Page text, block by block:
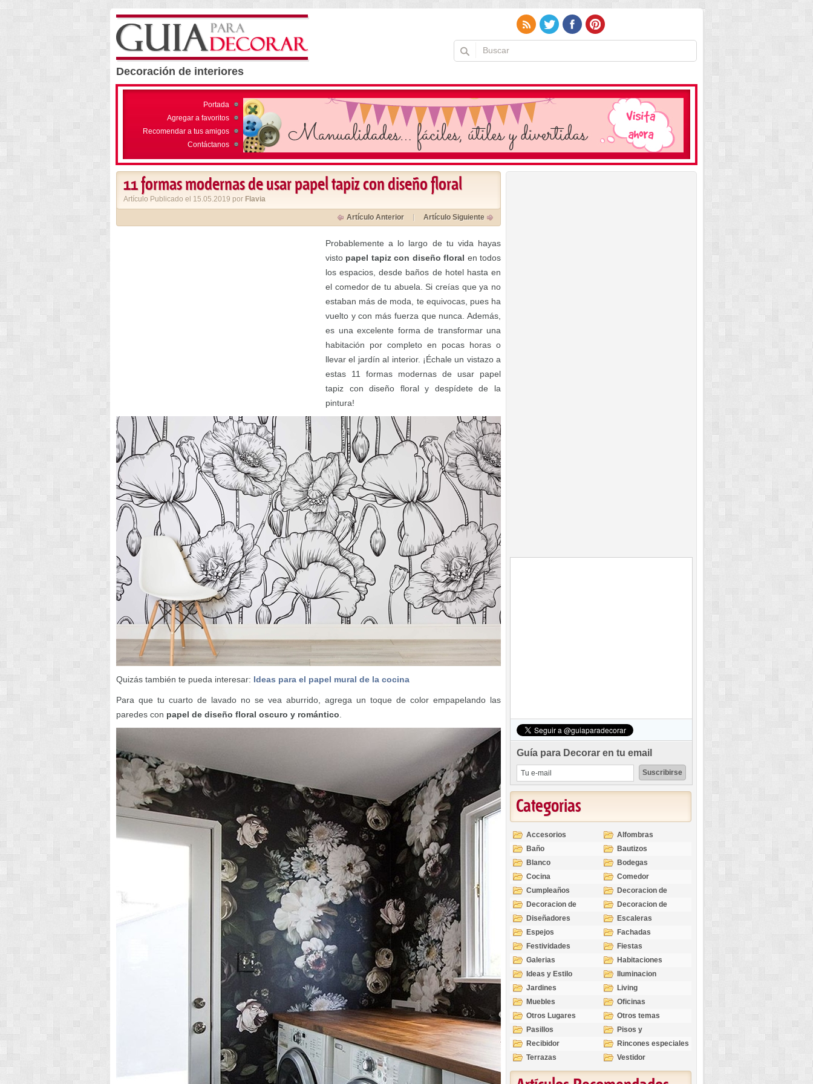
Decoración de interiores
Portada
Agregar a favoritos
Recomendar a tus amigos
Contáctanos
11 formas modernas de usar papel tapiz con diseño floral
Artículo Publicado el 15.05.2019 por Flavia
Artículo Anterior Artículo Siguiente
Probablemente a lo largo de tu vida hayas
visto papel tapiz con diseño floral en todos
los espacios, desde baños de hotel hasta en
el comedor de tu abuela. Si creías que ya no
estaban más de moda, te equivocas, pues ha
vuelto y con más fuerza que nunca. Además,
es una excelente forma de transformar una
habitación por completo en pocas horas o
llevar el jardín al interior. ¡Échale un vistazo a
estas 11 formas modernas de usar papel
tapiz con diseño floral y despídete de la
pintura!
Quizás también te pueda interesar: Ideas para el papel mural de la cocina
Para que tu cuarto de lavado no se vea aburrido, agrega un toque de color empapelando las
paredes con papel de diseño floral oscuro y romántico
Guía para Decorar en tu email
Categorias
Accesorios
Alfombras
Baño
Bautizos
Blanco
Bodegas
Cocina
Comedor
Cumpleaños
Decoracion de
Exteriores
Decoracion de
Interiores
Decoracion de
Ocasiones
Diseñadores
Escaleras
Espejos
Fachadas
Festividades
Fiestas
Galerias
Habitaciones
Ideas y Estilo
Iluminacion
Jardines
Living
Muebles
Oficinas
Otros Lugares
Otros temas
Pasillos
Pisos y
revestimientos
Recibidor
Rincones especiales
Terrazas
Vestidor